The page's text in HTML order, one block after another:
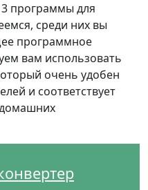
программы для
среди них вы
программное
вам использовать
очень удобен
и соответствует